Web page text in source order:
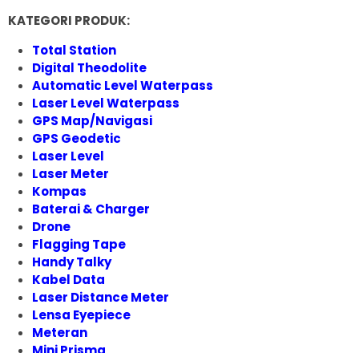
KATEGORI PRODUK:
Total Station
Digital Theodolite
Automatic Level Waterpass
Laser Level Waterpass
GPS Map/Navigasi
GPS Geodetic
Laser Level
Laser Meter
Kompas
Baterai & Charger
Drone
Flagging Tape
Handy Talky
Kabel Data
Laser Distance Meter
Lensa Eyepiece
Meteran